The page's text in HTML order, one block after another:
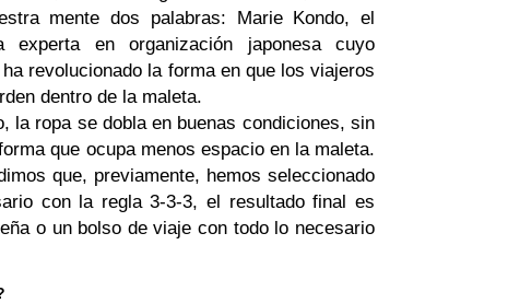
mente dos palabras: Marie Kondo, el
experta en organización japonesa cuyo
revolucionado la forma en que los viajeros
dentro de la maleta.
la ropa se dobla en buenas condiciones, sin
que ocupa menos espacio en la maleta.
que, previamente, hemos seleccionado
con la regla 3-3-3, el resultado final es
o un bolso de viaje con todo lo necesario